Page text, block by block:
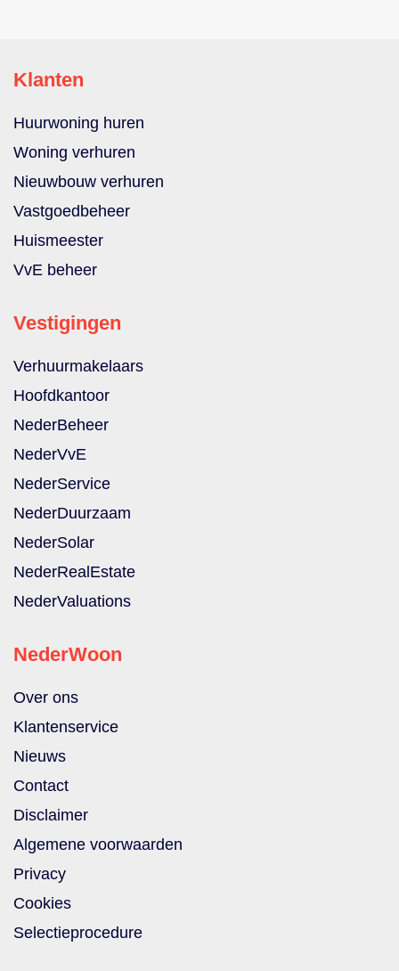
Klanten
Huurwoning huren
Woning verhuren
Nieuwbouw verhuren
Vastgoedbeheer
Huismeester
VvE beheer
Vestigingen
Verhuurmakelaars
Hoofdkantoor
NederBeheer
NederVvE
NederService
NederDuurzaam
NederSolar
NederRealEstate
NederValuations
NederWoon
Over ons
Klantenservice
Nieuws
Contact
Disclaimer
Algemene voorwaarden
Privacy
Cookies
Selectieprocedure